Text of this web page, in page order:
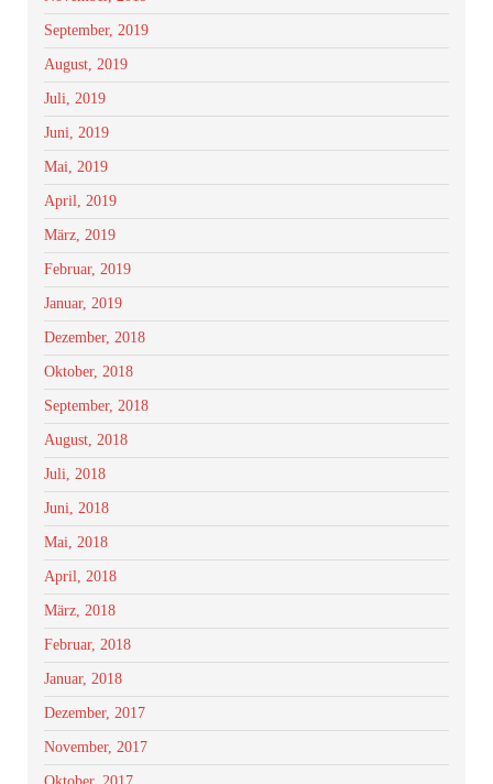
September, 2019
August, 2019
Juli, 2019
Juni, 2019
Mai, 2019
April, 2019
März, 2019
Februar, 2019
Januar, 2019
Dezember, 2018
Oktober, 2018
September, 2018
August, 2018
Juli, 2018
Juni, 2018
Mai, 2018
April, 2018
März, 2018
Februar, 2018
Januar, 2018
Dezember, 2017
November, 2017